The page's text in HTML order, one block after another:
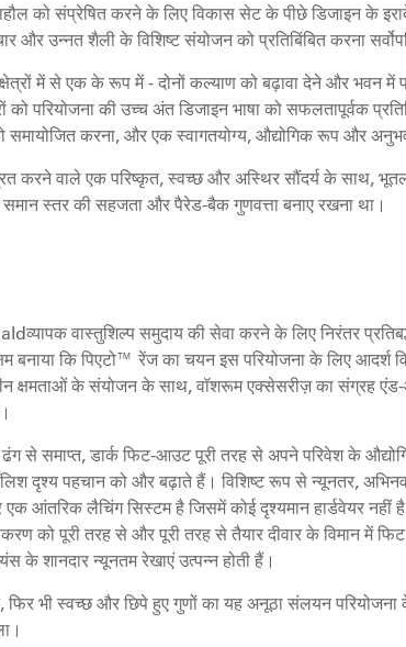
को संप्रेषित करने के लिए विकास सेट के पीछे डिजाइन के
और उन्नत शैली के विशिष्ट संयोजन को प्रतिबिंबित करना
में से एक के रूप में - दोनों कल्याण को बढ़ावा देने और भवन में
परियोजना की उच्च अंत डिजाइन भाषा को सफलतापूर्वक
समायोजित करना, और एक स्वागतयोग्य, औद्योगिक रूप और
करने वाले एक परिष्कृत, स्वच्छ और अस्थिर सौंदर्य के साथ,
समान स्तर की सहजता और पैरेड-बैक गुणवत्ता बनाए रखना था।
वास्तुशिल्प समुदाय की सेवा करने के लिए निरंतर
बनाया कि पिएटो™ रेंज का चयन इस परियोजना के लिए आदर्श
क्षमताओं के संयोजन के साथ, वॉशरूम एक्सेसरीज़ का संग्रह
से समाप्त, डार्क फिट-आउट पूरी तरह से अपने परिवेश के
दृश्य पहचान को और बढ़ाते हैं। विशिष्ट रूप से न्यूनतर,
आंतरिक लैचिंग सिस्टम है जिसमें कोई दृश्यमान हार्डवेयर नहीं
को पूरी तरह से और पूरी तरह से तैयार दीवार के विमान में
के शानदार न्यूनतम रेखाएं उत्पन्न होती हैं।
फिर भी स्वच्छ और छिपे हुए गुणों का यह अनूठा संलयन परियोजना